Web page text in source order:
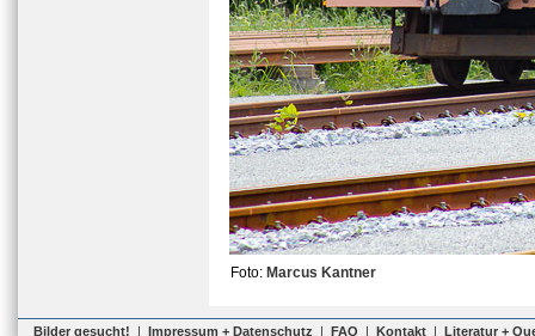
Foto: Marcus Kantner
Bilder gesucht! | Impressum + Datenschutz | FAQ | Kontakt | Literatur +